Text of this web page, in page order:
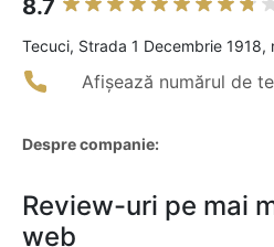
8.7
Tecuci, Strada 1 Decembrie 1918,
Afișează numărul de
Despre companie:
Review-uri pe mai
web